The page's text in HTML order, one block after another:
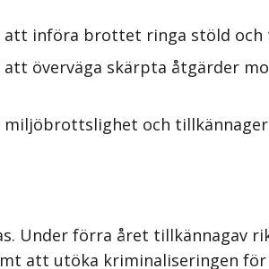
införa brottet ringa stöld
överväga skärpta åtgärder
och
Under förra året tillkännagav
att utöka kriminaliseringen